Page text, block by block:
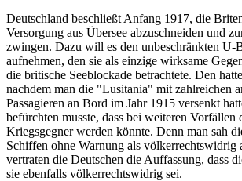
Deutschland beschließt Anfang 1917, die
Versorgung aus Übersee abzuschneiden und
zwingen. Dazu will es den unbeschränkten
aufnehmen, den sie als einzige wirksame
die britische Seeblockade betrachtete. Den
nachdem man die "Lusitania" mit zahlreichen
Passagieren an Bord im Jahr 1915 versenkt
befürchten musste, dass bei weiteren Vorfällen
Kriegsgegner werden könnte. Denn man sah
Schiffen ohne Warnung als völkerrechtswidrig
vertraten die Deutschen die Auffassung, dass
sie ebenfalls völkerrechtswidrig sei.